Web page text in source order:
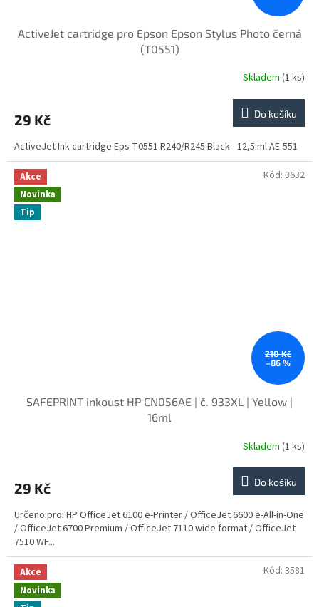
ActiveJet cartridge pro Epson Epson Stylus Photo černá
(T0551)
Skladem (1 ks)
29 Kč Do košíku
ActiveJet Ink cartridge Eps T0551 R240/R245 Black - 12,5 ml AE-551
Akce
Novinka
Tip
210 Kč
–86 %
SAFEPRINT inkoust HP CN056AE | č. 933XL | Yellow |
16ml
Skladem (1 ks)
29 Kč Do košíku
Určeno pro: HP OfficeJet 6100 e-Printer / OfficeJet 6600 e-All-in-One
/ OfficeJet 6700 Premium / OfficeJet 7110 wide format / OfficeJet
7510 WF...
Kód: 3632
Akce
Novinka
Kód: 3581